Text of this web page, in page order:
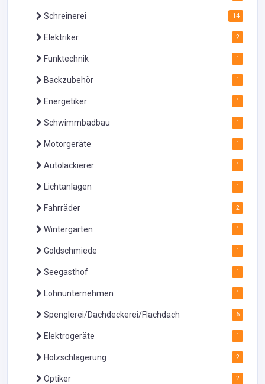
Schreinerei 14
Elektriker 2
Funktechnik 1
Backzubehör 1
Energetiker 1
Schwimmbadbau 1
Motorgeräte 1
Autolackierer 1
Lichtanlagen 1
Fahrräder 2
Wintergarten 1
Goldschmiede 1
Seegasthof 1
Lohnunternehmen 1
Spenglerei/Dachdeckerei/Flachdach 6
Elektrogeräte 1
Holzschlägerung 2
Optiker 2